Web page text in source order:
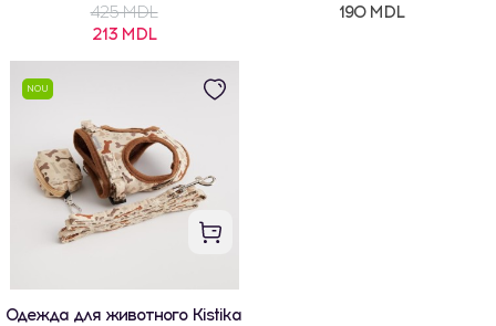
425 MDL
213 MDL
190 MDL
NOU
Одежда для животного Kistika